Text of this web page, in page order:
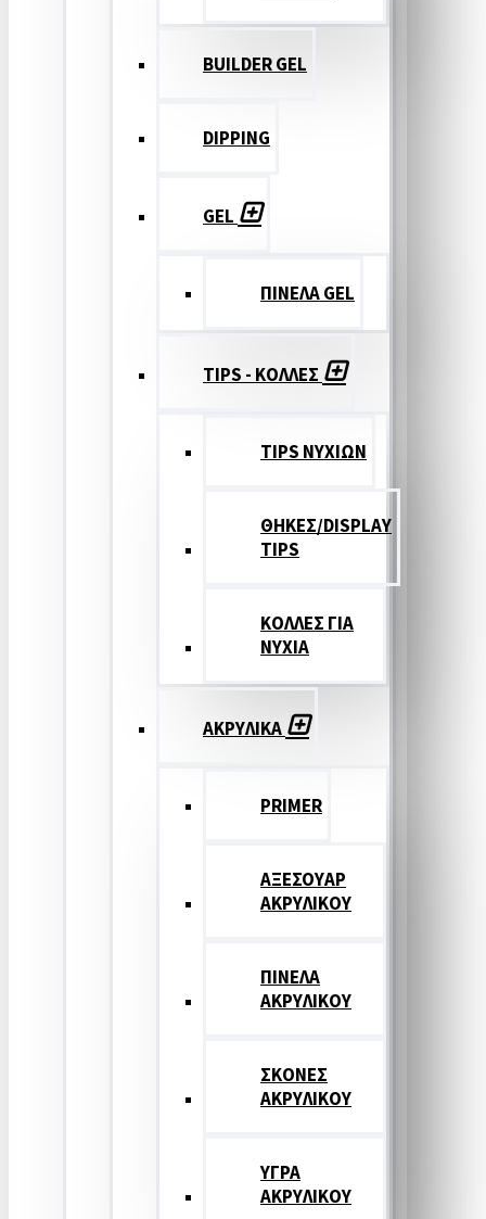
BUILDER GEL
DIPPING
GEL
ΠΙΝΕΛΑ GEL
TIPS - ΚΟΛΛΕΣ
TIPS ΝΥΧΙΩΝ
ΘΗΚΕΣ/DISPLAY
TIPS
ΚΟΛΛΕΣ ΓΙΑ
ΝΥΧΙΑ
ΑΚΡΥΛΙΚΑ
PRIMER
ΑΞΕΣΟΥΑΡ
ΑΚΡΥΛΙΚΟΥ
ΠΙΝΕΛΑ
ΑΚΡΥΛΙΚΟΥ
ΣΚΟΝΕΣ
ΑΚΡΥΛΙΚΟΥ
ΥΓΡΑ
ΑΚΡΥΛΙΚΟΥ